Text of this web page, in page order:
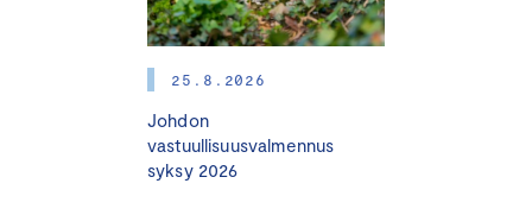
25.8.2026
Johdon
vastuullisuusvalmennus
syksy 2026